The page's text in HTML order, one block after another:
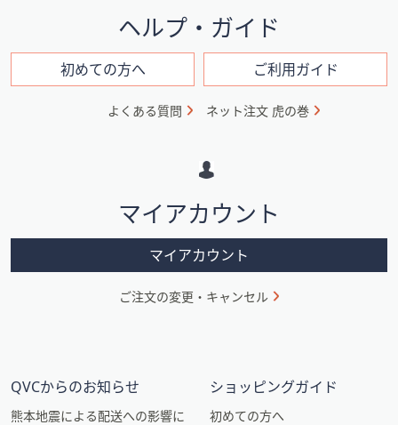
ン
ン
ヘルプ・ガイド
初めての方へ ご利用ガイド
よくある質問 ネット注文 虎の巻
マイアカウント
マイアカウント
ご注文の変更・キャンセル
QVCからのお知らせ
熊本地震による配送への影響に
ショッピングガイド
初めての方へ